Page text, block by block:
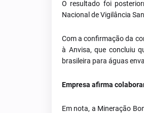
O resultado foi
Nacional de Vigilância
Com a confirmação da
à Anvisa, que concluiu
brasileira para águas
Empresa afirma
Em nota, a Mineração